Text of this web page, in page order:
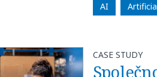
AI
CASE STUDY